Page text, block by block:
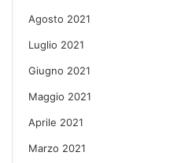
Agosto 2021
Luglio 2021
Giugno 2021
Maggio 2021
Aprile 2021
Marzo 2021